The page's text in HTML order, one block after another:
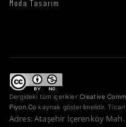
Moda Tasarım
Dergideki tüm içerikler Creative
Piyon.Co kaynak gösterilmelidir. Ticari
Adres: Ataşehir İçerenköy